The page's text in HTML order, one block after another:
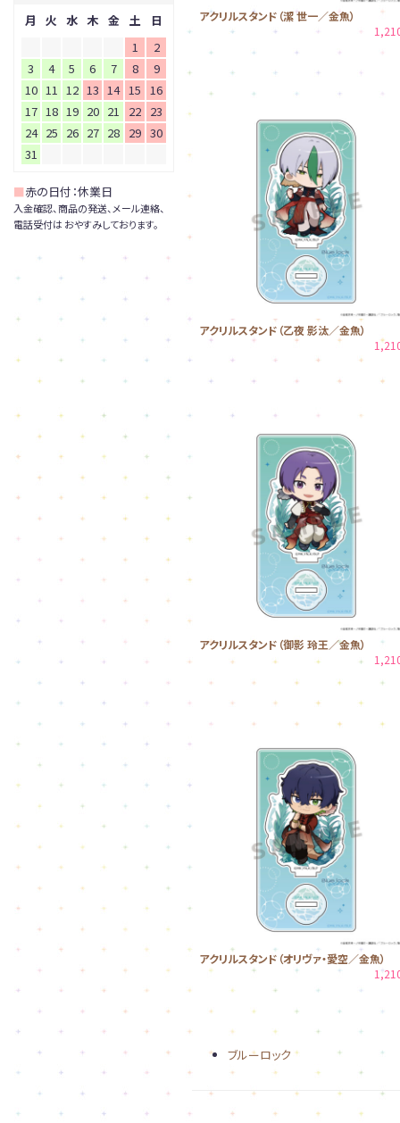
アクリルスタンド（潔 世一／金魚）
アクリルスタンド（乙夜 影汰／金魚）
アクリルスタンド（御影 玲王／金魚）
アクリルスタンド（オリヴァ・愛空／金魚）
ブルーロック
月 火 水 木 金 土
日
1
2
3
4 5 6 7 8
9
10 11 12 13 14 15
16
17 18 19 20 21 22 23
24 25 26 27 28 29 30
31
■赤の日付：休業日
入金確認、商品の発送、メール連絡、
電話受付は おやすみしております。